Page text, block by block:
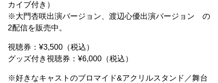
カイブ付き）
※大門杏咲出演バージョン、渡辺心優出演バージョン の
2配信を販売中。
視聴券：¥3,500（税込）
グッズ付き視聴券：¥6,000（税込）
※好きなキャストのブロマイド&アクリルスタンド／舞台